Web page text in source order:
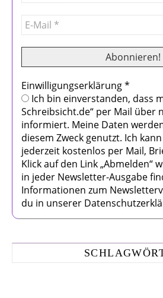
Einwilligungserklärung*
Ich bin einverstanden, dass
Schreibsicht.de“ per Mail über
informiert. Meine Daten
diesem Zweck genutzt. Ich
jederzeit kostenlos per Mail,
Klick auf den Link „Abmelden“
in jeder Newsletter-Ausgabe
Informationen zum
du in unserer